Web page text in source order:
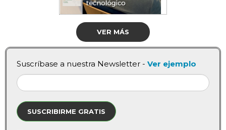
VER MÁS
Suscríbase a nuestra Newsletter - Ver ejemplo
SUSCRIBIRME GRATIS